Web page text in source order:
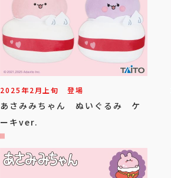
2025年2月上旬 登場
あさみみちゃん ぬいぐるみ ケ
ーキver.